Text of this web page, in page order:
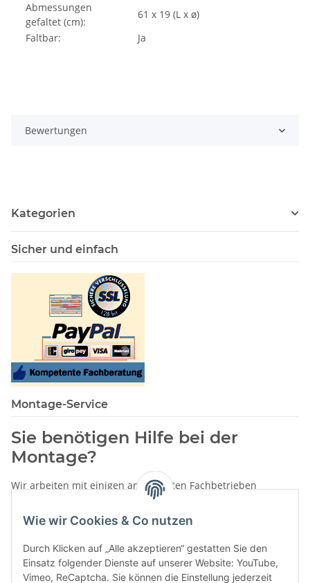
Wie wir Cookies & Co nutzen
Durch Klicken auf „Alle akzeptieren“ gestatten Sie den
Einsatz folgender Dienste auf unserer Website: YouTube,
Vimeo, ReCaptcha. Sie können die Einstellung jederzeit
Abmessungen
gefaltet (cm):
61 x 19 (L x ø)
Faltbar:
Ja
Bewertungen
Kategorien
Sicher und einfach
Montage-Service
Sie benötigen Hilfe bei der
Montage?
Wir arbeiten mit einigen anerkannten Fachbetrieben
Rufen Sie uns einfach an:
oder schreiben Sie uns eine eMail!